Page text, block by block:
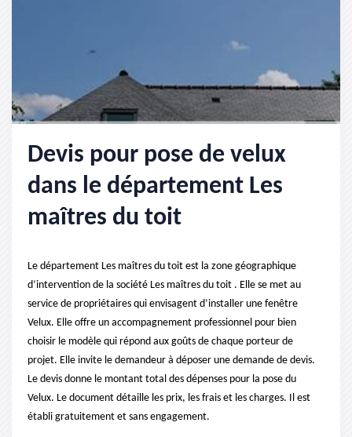
Devis pour pose de velux
dans le département Les
maîtres du toit
Le département Les maîtres du toit est la zone géographique
d’intervention de la société Les maîtres du toit . Elle se met au
service de propriétaires qui envisagent d’installer une fenêtre
Velux. Elle offre un accompagnement professionnel pour bien
choisir le modèle qui répond aux goûts de chaque porteur de
projet. Elle invite le demandeur à déposer une demande de devis.
Le devis donne le montant total des dépenses pour la pose du
Velux. Le document détaille les prix, les frais et les charges. Il est
établi gratuitement et sans engagement.